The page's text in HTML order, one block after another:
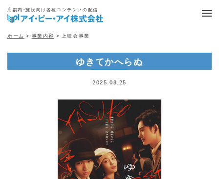
店舗内・施設向け各種コンテンツの配信
ホーム > 事業内容 > 上映会事業
ゆきてかへらぬ
2025.08.25